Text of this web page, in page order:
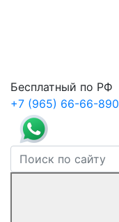
Бесплатный по РФ
+7 (965) 66-66-890